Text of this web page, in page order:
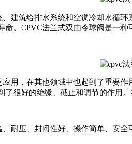
建筑给排水系统和空调冷却水循
。CPVC法兰式双由令球阀是一
用，在其他领域中也起到了重要
很好的绝缘、截止和调节的作用
耐压、封闭性好、操作简单、安